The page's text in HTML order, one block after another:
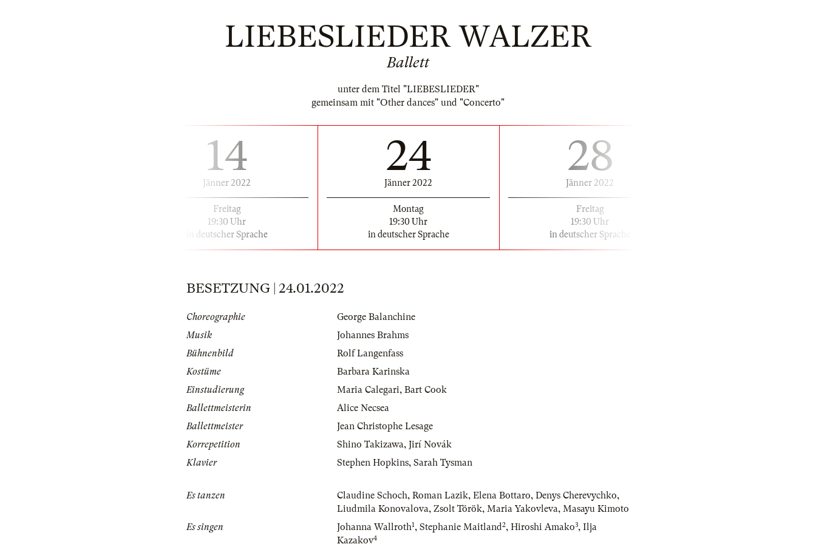
LIEBESLIEDER WALZER
Ballett
unter dem Titel "LIEBESLIEDER"
gemeinsam mit "Other dances" und "Concerto"
14
Jänner 2022
Freitag
19:30 Uhr
in deutscher Sprache
24
Jänner 2022
Montag
19:30 Uhr
in deutscher Sprache
28
Jänner 2022
Freitag
19:30 Uhr
in deutscher Sprache
BESETZUNG | 24.01.2022
Choreographie
George Balanchine
Musik
Johannes Brahms
Bühnenbild
Rolf Langenfass
Kostüme
Barbara Karinska
Einstudierung
Maria Calegari, Bart Cook
Ballettmeisterin
Alice Necsea
Ballettmeister
Jean Christophe Lesage
Korrepetition
Shino Takizawa, Jirí Novák
Klavier
Stephen Hopkins, Sarah Tysman
Es tanzen Claudine Schoch, Roman Lazik, Elena Bottaro, Denys Cherevychko,
Liudmila Konovalova, Zsolt Török, Maria Yakovleva, Masayu Kimoto
Es singen
Johanna Wallroth1, Stephanie Maitland2, Hiroshi Amako3, Ilja
Kazakov4